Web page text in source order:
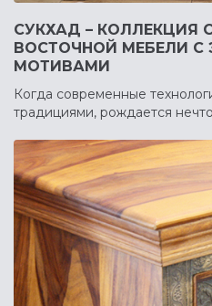
СУКХАД – КОЛЛЕКЦИЯ
ВОСТОЧНОЙ МЕБЕЛИ С
МОТИВАМИ
Когда современные
традициями, рождается